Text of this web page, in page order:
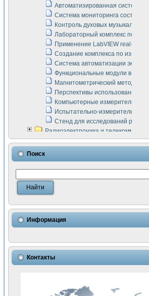
Автоматизированная система
Система мониторинга
Контроль духовых музыкальных
Лабораторный комплекс по
Применение LabVIEW real-time
Создание комплекса по
Система автоматизации
Функциональные модули в
Магнитометрический метод в
Перспективы использования
Компьютерные измерительные
Испытательно-измерительный
Стенд для исследований
Радиоэлектроника и
LabVIEW в расчетах
Аппаратно-программный
Виртуальный лабораторный
Измерение шумовых
Измерительный
Использование NI LabVIEW для
Исследовние возможности
Математическое
Применение
Симуляция отклика
Автоматизация формирования
Разработка
Поиск
Информация
Контакты